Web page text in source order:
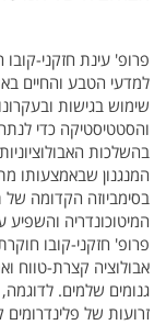
פרופ' עינת חזקני-
למדעי הטבע והחיים
שימוש בגישות
והסטטיסטיקה כדי
בהשלכות
המנגנון שבאמצעותו
בסימביוזה הקדומה של
המיטוכונדריה והשפיע
פרופ' חזקני-קובו
אבולוציה קצרת-טווח
גנומים שלמים.
זרועות של